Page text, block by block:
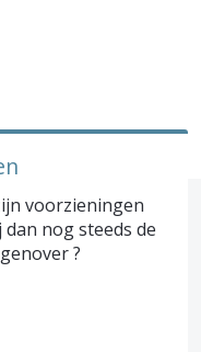
voorzieningen
nog steeds de
?